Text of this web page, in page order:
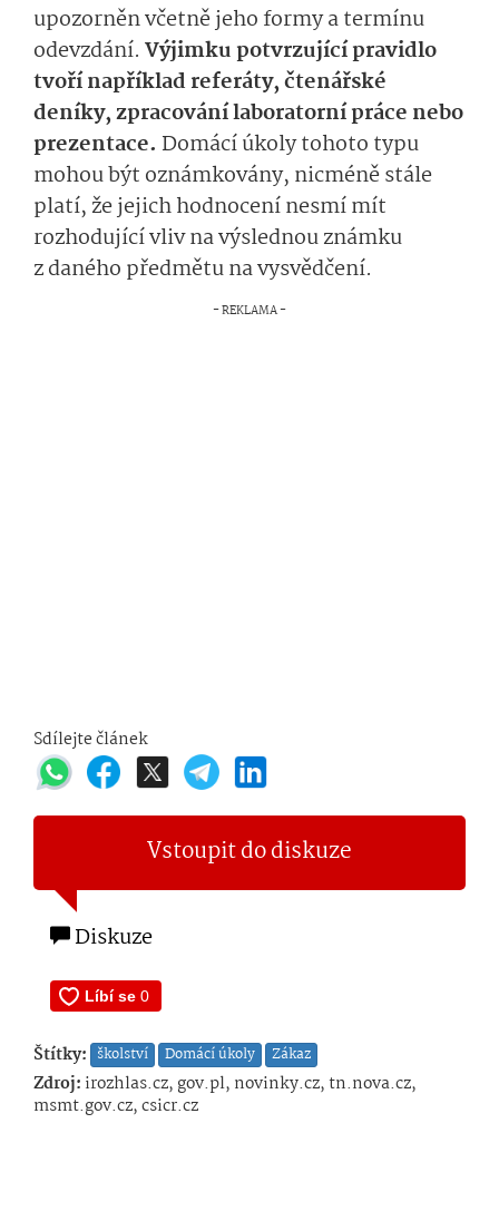
upozorněn včetně jeho formy a termínu
odevzdání. Výjimku potvrzující pravidlo
tvoří například referáty, čtenářské
deníky, zpracování laboratorní práce nebo
prezentace. Domácí úkoly tohoto typu
mohou být oznámkovány, nicméně stále
platí, že jejich hodnocení nesmí mít
rozhodující vliv na výslednou známku
z daného předmětu na vysvědčení.
Sdílejte článek
Vstoupit do diskuze
Diskuze
Štítky: školství Domácí úkoly Zákaz
Zdroj: irozhlas.cz, gov.pl, novinky.cz, tn.nova.cz,
msmt.gov.cz, csicr.cz